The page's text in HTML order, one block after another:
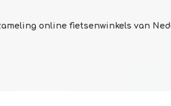
online fietsenwinkels van